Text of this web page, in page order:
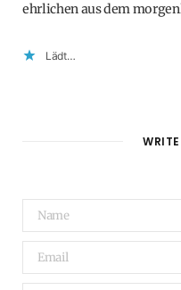
ehrlichen aus dem
Lädt…